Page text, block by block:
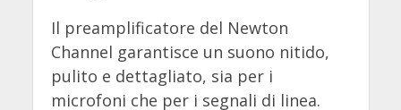
Il preamplificatore del Newton
Channel garantisce un suono nitido,
pulito e dettagliato, sia per i
microfoni che per i segnali di linea.